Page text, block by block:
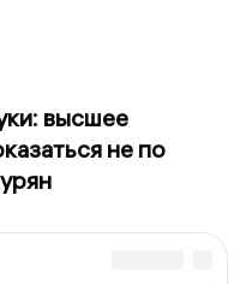
высшее
не по